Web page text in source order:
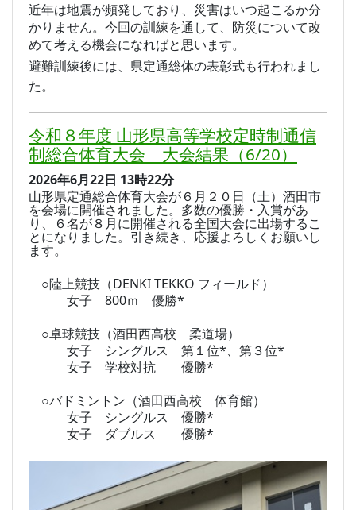
近年は地震が頻発しており、災害はいつ起こるか分
かりません。今回の訓練を通して、防災について改
めて考える機会になればと思います。
避難訓練後には、県定通総体の表彰式も行われまし
た。
令和８年度 山形県高等学校定時制通信
制総合体育大会 大会結果（6/20）
2026年6月22日 13時22分
山形県定通総合体育大会が６月２０日（土）酒田市
を会場に開催されました。多数の優勝・入賞があ
り、６名が８月に開催される全国大会に出場するこ
とになりました。引き続き、応援よろしくお願いし
ます。
○陸上競技（DENKI TEKKO フィールド）
女子 800ｍ 優勝*
○卓球競技（酒田西高校 柔道場）
女子 シングルス 第１位*、第３位*
女子 学校対抗 優勝*
○バドミントン（酒田西高校 体育館）
女子 シングルス 優勝*
女子 ダブルス 優勝*